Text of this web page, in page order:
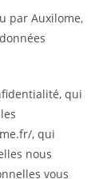
par Auxilome,
qui
, qui
nous
vous